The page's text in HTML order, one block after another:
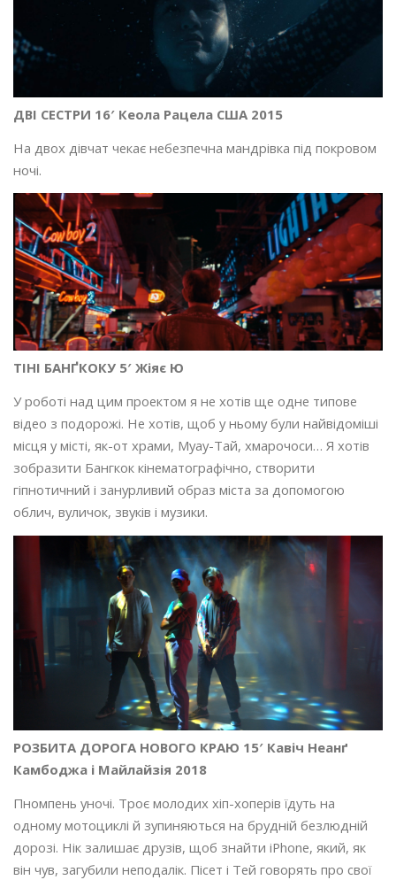
ДВІ СЕСТРИ 16′ Кеола Рацела США 2015
На двох дівчат чекає небезпечна мандрівка під покровом
ночі.
ТІНІ БАНҐКОКУ 5′ Жіяє Ю
У роботі над цим проектом я не хотів ще одне типове
відео з подорожі. Не хотів, щоб у ньому були найвідоміші
місця у місті, як-от храми, Муау-Тай, хмарочоси… Я хотів
зобразити Бангкок кінематографічно, створити
гіпнотичний і занурливий образ міста за допомогою
облич, вуличок, звуків і музики.
РОЗБИТА ДОРОГА НОВОГО КРАЮ 15′ Кавіч Неанґ
Камбоджа і Майлайзія 2018
Пномпень уночі. Троє молодих хіп-хоперів їдуть на
одному мотоциклі й зупиняються на брудній безлюдній
дорозі. Нік залишає друзів, щоб знайти iPhone, який, як
він чув, загубили неподалік. Пісет і Тей говорять про свої